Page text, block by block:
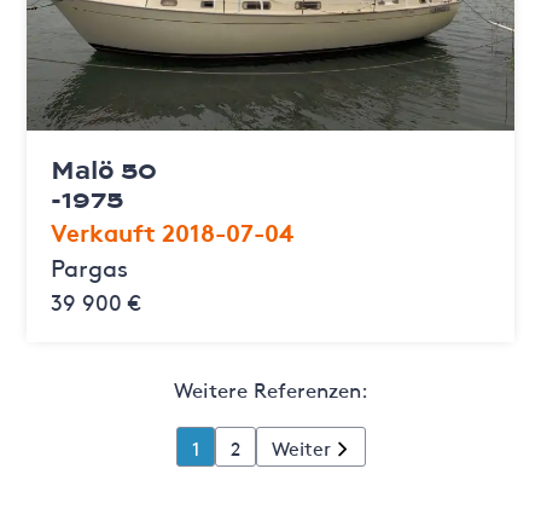
Malö 50
-1975
Verkauft 2018-07-04
Pargas
39 900 €
Weitere Referenzen:
1 2 Weiter